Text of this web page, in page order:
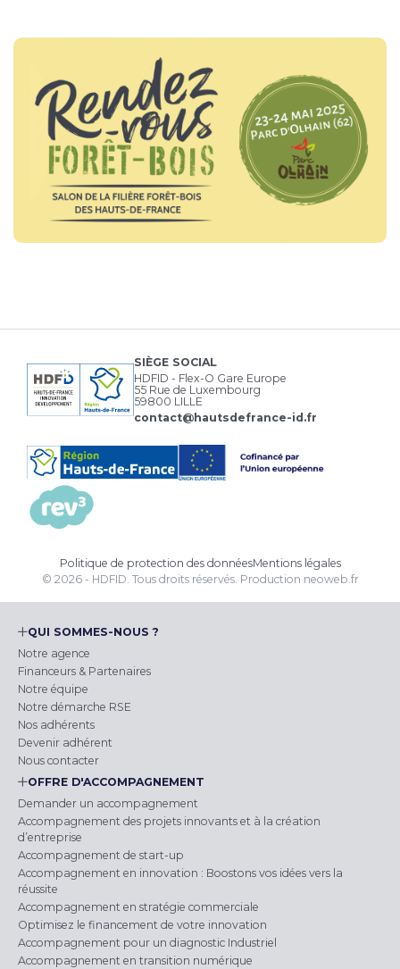
SIÈGE SOCIAL
HDFID - Flex-O Gare Europe
55 Rue de Luxembourg
59800 LILLE
contact@hautsdefrance-id.fr
Politique de protection des donnéesMentions légales
© 2026 - HDFID. Tous droits réservés. Production neoweb.fr
QUI SOMMES-NOUS ?
Notre agence
Financeurs & Partenaires
Notre équipe
Notre démarche RSE
Nos adhérents
Devenir adhérent
Nous contacter
OFFRE D'ACCOMPAGNEMENT
Demander un accompagnement
Accompagnement des projets innovants et à la création
d’entreprise
Accompagnement de start-up
Accompagnement en innovation : Boostons vos idées vers la
réussite
Accompagnement en stratégie commerciale
Optimisez le financement de votre innovation
Accompagnement pour un diagnostic Industriel
Accompagnement en transition numérique